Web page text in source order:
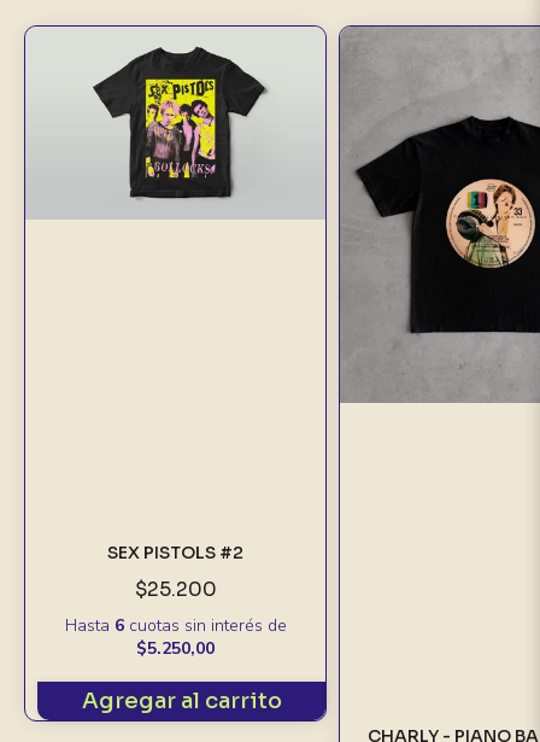
SEX PISTOLS #2
$25.200
Hasta 6cuotas sin interés de
$5.250,00
Agregar al carrito
CHARLY - PIANO